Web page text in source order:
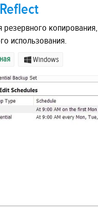
использования.
Windows